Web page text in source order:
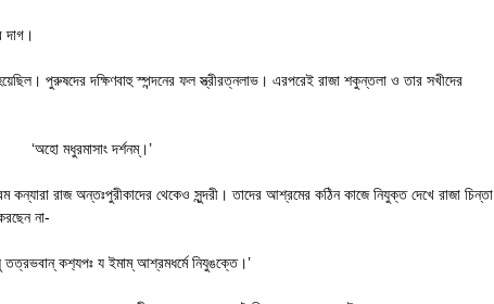
দাগ।
পুরুষদের দক্ষিণবাহু স্পন্দনের ফল স্ত্রীরত্নলাভ। এরপরেই রাজা শকুন্তলা ও তার সখীদের
‘অহো মধুরমাসাং দর্শনম্।’
রাজ অন্তঃপুরীকাদের থেকেও সুন্দরী। তাদের আশ্রমের কঠিন কাজে নিযুক্ত দেখে রাজা চিন্তা
না-
তত্রভবান্ কশ‍্যপঃ য ইমাম্ আশ্রমধর্মে নিযুঙক্তে।’